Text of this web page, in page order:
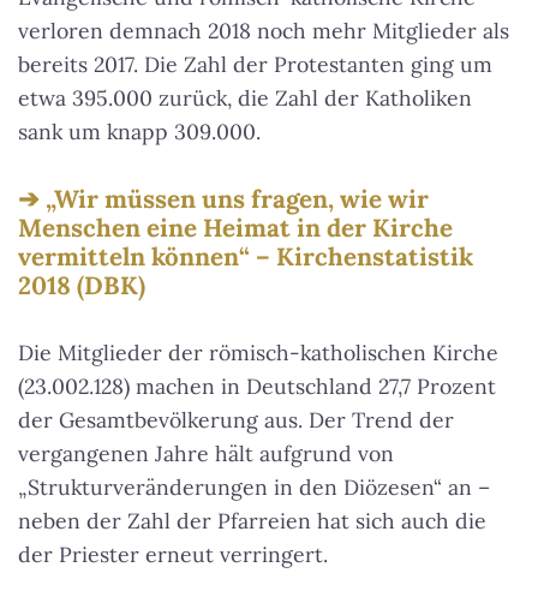
verloren demnach 2018 noch mehr Mitglieder als
bereits 2017. Die Zahl der Protestanten ging um
etwa 395.000 zurück, die Zahl der Katholiken
sank um knapp 309.000.
„Wir müssen uns fragen, wie wir
Menschen eine Heimat in der Kirche
vermitteln können“ – Kirchenstatistik
2018 (DBK)
Die Mitglieder der römisch-katholischen Kirche
(23.002.128) machen in Deutschland 27,7 Prozent
der Gesamtbevölkerung aus. Der Trend der
vergangenen Jahre hält aufgrund von
„Strukturveränderungen in den Diözesen“ an –
neben der Zahl der Pfarreien hat sich auch die
der Priester erneut verringert.